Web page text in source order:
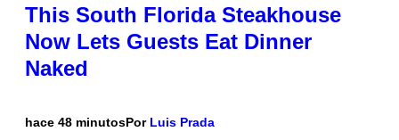
This South Florida Steakhouse
Now Lets Guests Eat Dinner
Naked
hace 48 minutosPor Luis Prada